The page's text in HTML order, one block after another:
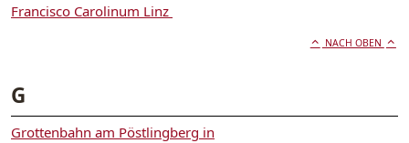
Francisco Carolinum Linz
NACH OBEN
G
Grottenbahn am Pöstlingberg in